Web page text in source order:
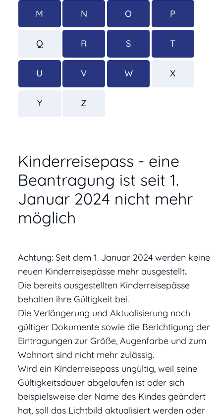
M N O P
Q R S T
U V W X
Y Z
Kinderreisepass - eine
Beantragung ist seit 1.
Januar 2024 nicht mehr
möglich
Achtung: Seit dem 1. Januar 2024 werden keine
neuen Kinderreisepässe mehr ausgestellt.
Die bereits ausgestellten Kinderreisepässe
behalten ihre Gültigkeit bei.
Die Verlängerung und Aktualisierung noch
gültiger Dokumente sowie die Berichtigung der
Eintragungen zur Größe, Augenfarbe und zum
Wohnort sind nicht mehr zulässig.
Wird ein Kinderreisepass ungültig, weil seine
Gültigkeitsdauer abgelaufen ist oder sich
beispielsweise der Name des Kindes geändert
hat, soll das Lichtbild aktualisiert werden oder